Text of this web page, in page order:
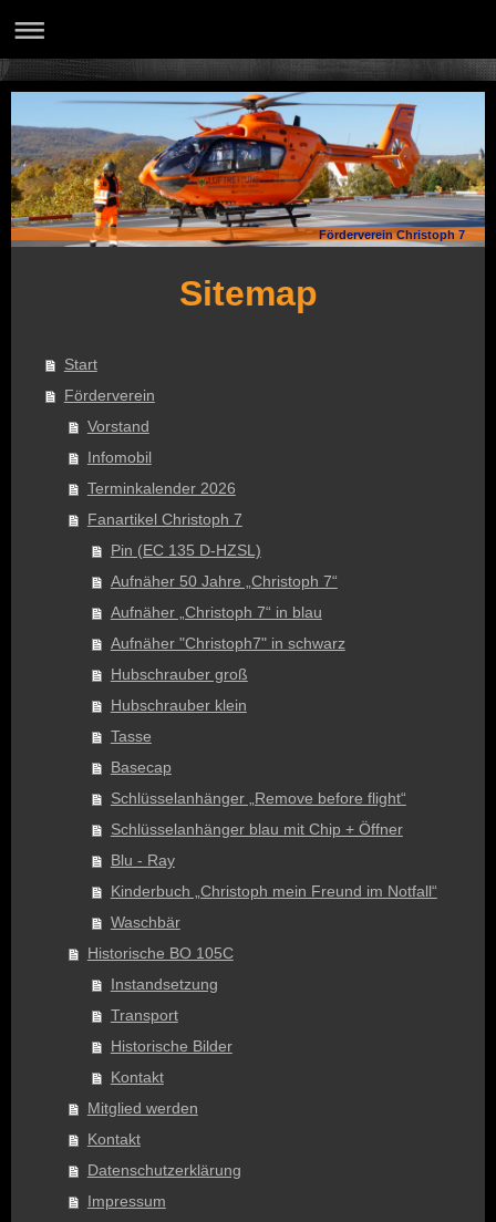
Förderverein Christoph 7
Sitemap
Start
Förderverein
Vorstand
Infomobil
Terminkalender 2026
Fanartikel Christoph 7
Pin (EC 135 D-HZSL)
Aufnäher 50 Jahre „Christoph 7“
Aufnäher „Christoph 7“ in blau
Aufnäher "Christoph7" in schwarz
Hubschrauber groß
Hubschrauber klein
Tasse
Basecap
Schlüsselanhänger „Remove before flight“
Schlüsselanhänger blau mit Chip + Öffner
Blu - Ray
Kinderbuch „Christoph mein Freund im Notfall“
Waschbär
Historische BO 105C
Instandsetzung
Transport
Historische Bilder
Kontakt
Mitglied werden
Kontakt
Datenschutzerklärung
Impressum